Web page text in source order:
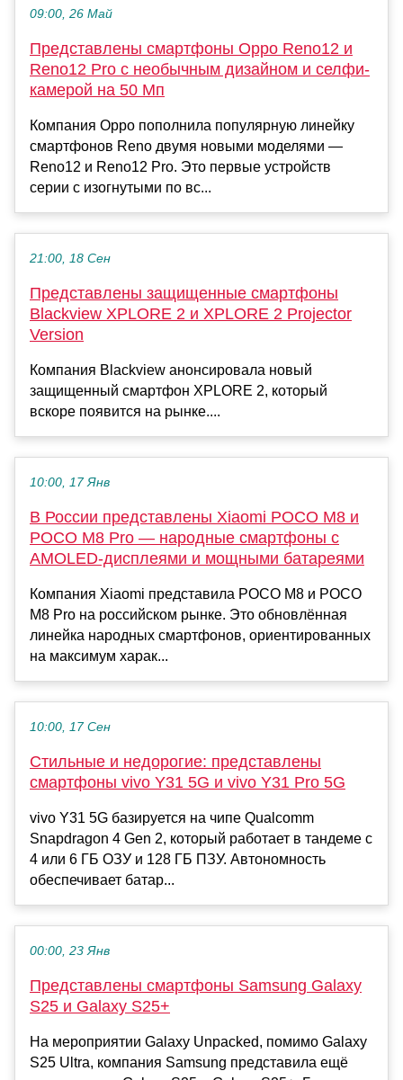
09:00, 26 Май
Представлены смартфоны Oppo Reno12 и
Reno12 Pro с необычным дизайном и селфи-
камерой на 50 Мп
Компания Oppo пополнила популярную линейку
смартфонов Reno двумя новыми моделями —
Reno12 и Reno12 Pro. Это первые устройств
серии с изогнутыми по вс...
21:00, 18 Сен
Представлены защищенные смартфоны
Blackview XPLORE 2 и XPLORE 2 Projector
Version
Компания Blackview анонсировала новый
защищенный смартфон XPLORE 2, который
вскоре появится на рынке....
10:00, 17 Янв
В России представлены Xiaomi POCO M8 и
POCO M8 Pro — народные смартфоны с
AMOLED-дисплеями и мощными батареями
Компания Xiaomi представила POCO M8 и POCO
M8 Pro на российском рынке. Это обновлённая
линейка народных смартфонов, ориентированных
на максимум харак...
10:00, 17 Сен
Стильные и недорогие: представлены
смартфоны vivo Y31 5G и vivo Y31 Pro 5G
vivo Y31 5G базируется на чипе Qualcomm
Snapdragon 4 Gen 2, который работает в тандеме с
4 или 6 ГБ ОЗУ и 128 ГБ ПЗУ. Автономность
обеспечивает батар...
00:00, 23 Янв
Представлены смартфоны Samsung Galaxy
S25 и Galaxy S25+
На мероприятии Galaxy Unpacked, помимо Galaxy
S25 Ultra, компания Samsung представила ещё